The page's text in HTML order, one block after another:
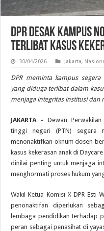
DPR Desak Kampus
Terlibat Kasus
30/04/2026 Jakarta,
DPR meminta kampus
yang diduga terlibat dalam
menjaga integritas institusi dan
JAKARTA – Dewan
tinggi negeri (PTN) segera
menonaktifkan oknum dosen
kasus kekerasan anak di
dinilai penting untuk menjaga
menghormati proses hukum
Wakil Ketua Komisi X DPR Esti
penonaktifan diperlukan
lembaga pendidikan terhadap
peran sebagai penasihat di